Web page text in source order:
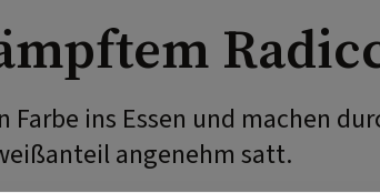
Farbe ins Essen und machen
angenehm satt.